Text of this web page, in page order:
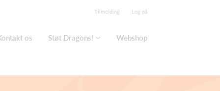
Tilmelding Log på
os Støt Dragons! Webshop